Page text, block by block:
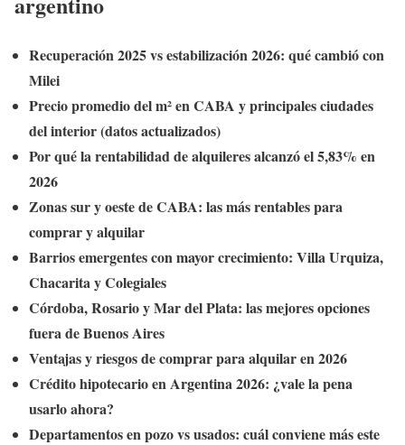
Recuperación 2025 vs estabilización 2026: qué cambió con
Milei
Precio promedio del m² en CABA y principales ciudades
del interior (datos actualizados)
Por qué la rentabilidad de alquileres alcanzó el 5,83% en
2026
Zonas sur y oeste de CABA: las más rentables para
comprar y alquilar
Barrios emergentes con mayor crecimiento: Villa Urquiza,
Chacarita y Colegiales
Córdoba, Rosario y Mar del Plata: las mejores opciones
fuera de Buenos Aires
Ventajas y riesgos de comprar para alquilar en 2026
Crédito hipotecario en Argentina 2026: ¿vale la pena
usarlo ahora?
Departamentos en pozo vs usados: cuál conviene más este